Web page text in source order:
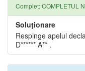
Complet: COMPLETUL
Soluţionare
Respinge apelul
D****** A** .